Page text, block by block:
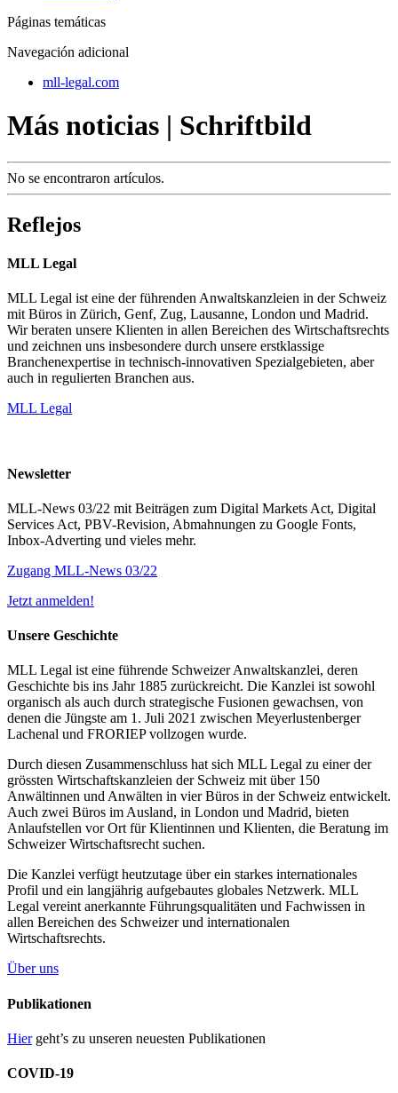
Páginas temáticas
Navegación adicional
mll-legal.com
Más noticias | Schriftbild
No se encontraron artículos.
Reflejos
MLL Legal
MLL Legal ist eine der führenden Anwaltskanzleien in der Schweiz
mit Büros in Zürich, Genf, Zug, Lausanne, London und Madrid.
Wir beraten unsere Klienten in allen Bereichen des Wirtschaftsrechts
und zeichnen uns insbesondere durch unsere erstklassige
Branchenexpertise in technisch-innovativen Spezialgebieten, aber
auch in regulierten Branchen aus.
MLL Legal
Newsletter
MLL-News 03/22 mit Beiträgen zum Digital Markets Act, Digital
Services Act, PBV-Revision, Abmahnungen zu Google Fonts,
Inbox-Adverting und vieles mehr.
Zugang MLL-News 03/22
Jetzt anmelden!
Unsere Geschichte
MLL Legal ist eine führende Schweizer Anwaltskanzlei, deren
Geschichte bis ins Jahr 1885 zurückreicht. Die Kanzlei ist sowohl
organisch als auch durch strategische Fusionen gewachsen, von
denen die Jüngste am 1. Juli 2021 zwischen Meyerlustenberger
Lachenal und FRORIEP vollzogen wurde.
Durch diesen Zusammenschluss hat sich MLL Legal zu einer der
grössten Wirtschaftskanzleien der Schweiz mit über 150
Anwältinnen und Anwälten in vier Büros in der Schweiz entwickelt.
Auch zwei Büros im Ausland, in London und Madrid, bieten
Anlaufstellen vor Ort für Klientinnen und Klienten, die Beratung im
Schweizer Wirtschaftsrecht suchen.
Die Kanzlei verfügt heutzutage über ein starkes internationales
Profil und ein langjährig aufgebautes globales Netzwerk. MLL
Legal vereint anerkannte Führungsqualitäten und Fachwissen in
allen Bereichen des Schweizer und internationalen
Wirtschaftsrechts.
Über uns
Publikationen
Hiergeht’s zu unseren neuesten Publikationen
COVID-19